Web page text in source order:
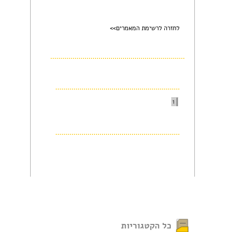
לחזרה לרשימת המאמרים>>
1
כל הקטגוריות